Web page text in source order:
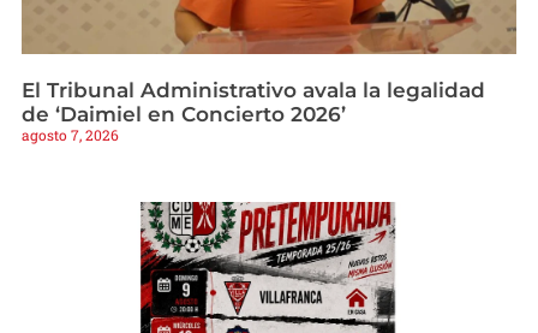
El Tribunal Administrativo avala la legalidad
de ‘Daimiel en Concierto 2026’
agosto 7, 2026